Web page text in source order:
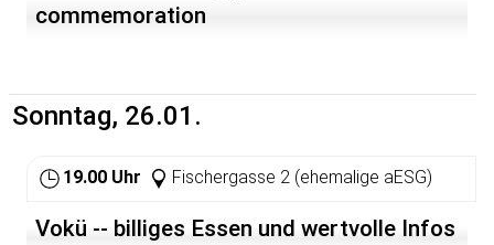
commemoration
Sonntag, 26.01.
19.00 Uhr Fischergasse 2 (ehemalige aESG)
Vokü -- billiges Essen und wertvolle Infos